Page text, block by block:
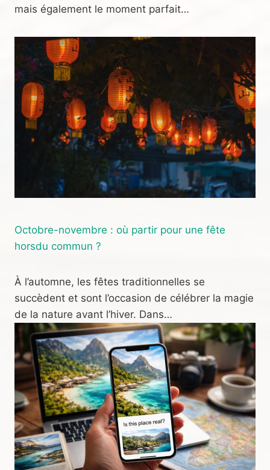
mais également le moment parfait…
Octobre-novembre : où partir pour une fête
horsdu commun ?
À l’automne, les fêtes traditionnelles se
succèdent et sont l’occasion de célébrer la magie
de la nature avant l’hiver. Dans…